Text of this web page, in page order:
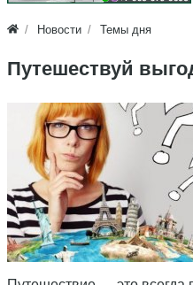
Новости Темы дня
Путешествуй